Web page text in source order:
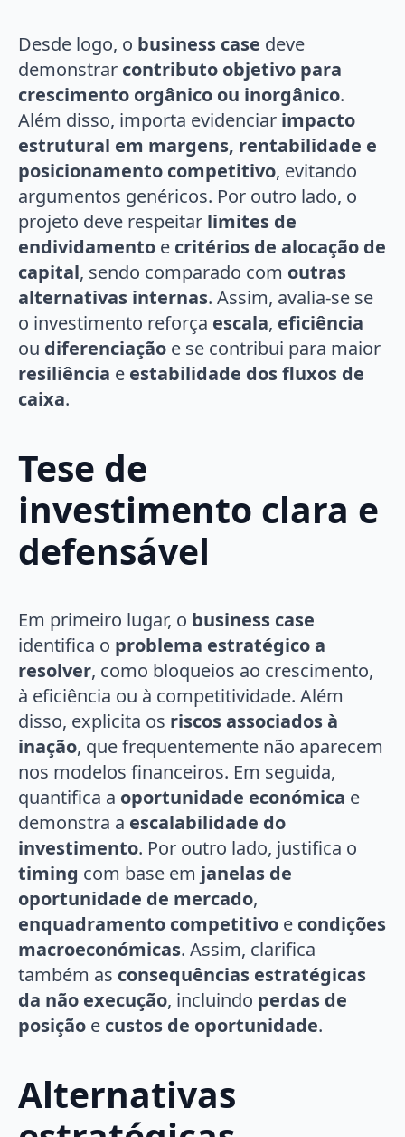
Desde logo, o business case deve
demonstrar contributo objetivo para
crescimento orgânico ou inorgânico.
Além disso, importa evidenciar impacto
estrutural em margens, rentabilidade e
posicionamento competitivo, evitando
argumentos genéricos. Por outro lado, o
projeto deve respeitar limites de
endividamento e critérios de alocação de
capital, sendo comparado com outras
alternativas internas. Assim, avalia-se se
o investimento reforça escala, eficiência
ou diferenciação e se contribui para maior
resiliência e estabilidade dos fluxos de
caixa.
Tese de
investimento clara e
defensável
Em primeiro lugar, o business case
identifica o problema estratégico a
resolver, como bloqueios ao crescimento,
à eficiência ou à competitividade. Além
disso, explicita os riscos associados à
inação, que frequentemente não aparecem
nos modelos financeiros. Em seguida,
quantifica a oportunidade económica e
demonstra a escalabilidade do
investimento. Por outro lado, justifica o
timing com base em janelas de
oportunidade de mercado,
enquadramento competitivo e condições
macroeconómicas. Assim, clarifica
também as consequências estratégicas
da não execução, incluindo perdas de
posição e custos de oportunidade.
Alternativas